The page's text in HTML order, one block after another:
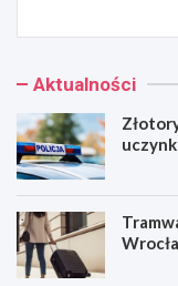
Aktualności